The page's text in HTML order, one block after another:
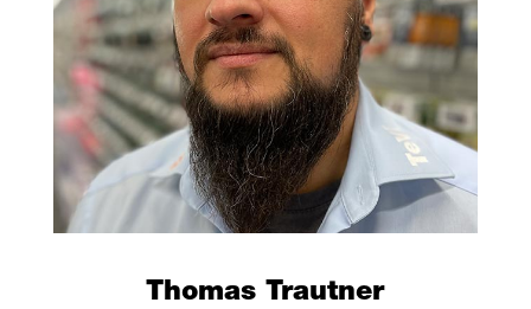
Tho­mas Trautner